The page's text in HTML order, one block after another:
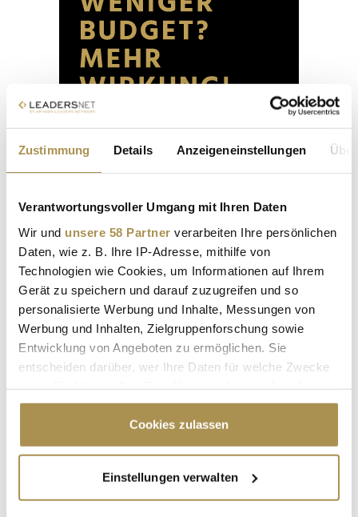
Zustimmung Details Anzeigeneinstellungen
Verantwortungsvoller Umgang mit Ihren Daten
Wir und unsere 58 Partner verarbeiten Ihre persönlichen
Daten, wie z. B. Ihre IP-Adresse, mithilfe von
Technologien wie Cookies, um Informationen auf Ihrem
Gerät zu speichern und darauf zuzugreifen und so
personalisierte Werbung und Inhalte, Messungen von
Werbung und Inhalten, Zielgruppenforschung sowie
Entwicklung von Angeboten zu ermöglichen. Sie
entscheiden darüber, wer Ihre Daten für welche Zwecke
Cookie-Erklärung oder durch Klicken auf das Privacy
Trigger Symbol ändern oder widerrufen
Informationen über Ihre geografische Lage
erfassen, welche bis auf einige Meter genau sein
Cookies zulassen
Einstellungen verwalten